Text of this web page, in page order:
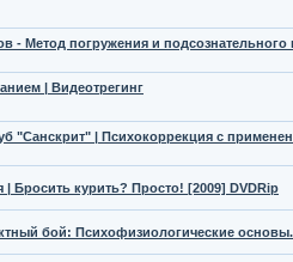
- Метод погружения и
| Видеотрегинг
"Санскрит" | Психокоррекция с
Бросить курить? Просто! [2009] DVDRip
бой: Психофизиологические